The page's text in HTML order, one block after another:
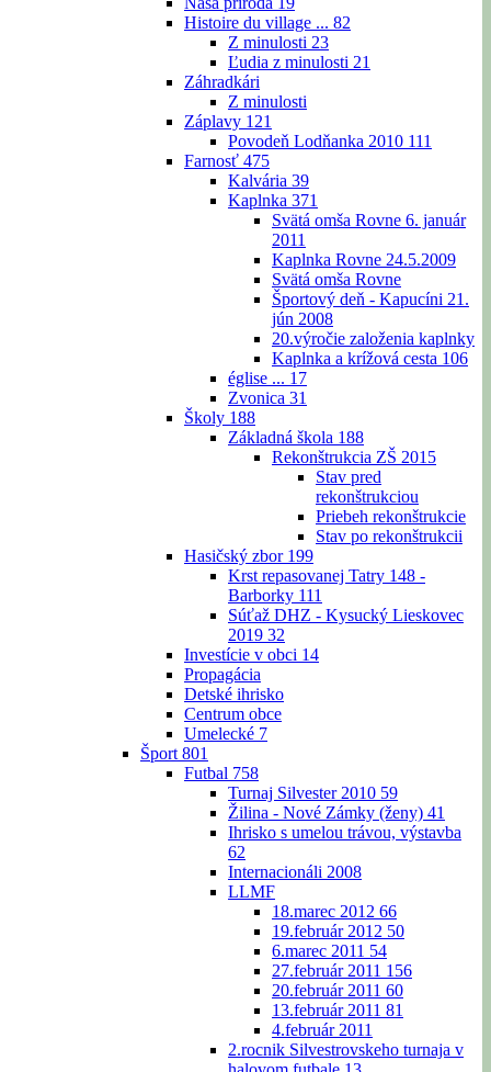
Histoire du village ... 82
Z minulosti 23
Ľudia z minulosti 21
Záhradkári
Z minulosti
Záplavy 121
Povodeň Lodňanka 2010 111
Farnosť 475
Kalvária 39
Kaplnka 371
Svätá omša Rovne 6. január
2011
Kaplnka Rovne 24.5.2009
Svätá omša Rovne
Športový deň - Kapucíni 21.
jún 2008
20.výročie založenia kaplnky
Kaplnka a krížová cesta 106
église ... 17
Zvonica 31
Školy 188
Základná škola 188
Rekonštrukcia ZŠ 2015
Stav pred
rekonštrukciou
Priebeh rekonštrukcie
Stav po rekonštrukcii
Hasičský zbor 199
Krst repasovanej Tatry 148 -
Barborky 111
Súťaž DHZ - Kysucký Lieskovec
2019 32
Investície v obci 14
Propagácia
Detské ihrisko
Centrum obce
Umelecké 7
Šport 801
Futbal 758
Turnaj Silvester 2010 59
Žilina - Nové Zámky (ženy) 41
Ihrisko s umelou trávou, výstavba
62
Internacionáli 2008
LLMF
18.marec 2012 66
19.február 2012 50
6.marec 2011 54
27.február 2011 156
20.február 2011 60
13.február 2011 81
4.február 2011
2.rocnik Silvestrovskeho turnaja v